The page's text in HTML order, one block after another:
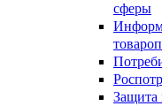
сферы
Защита